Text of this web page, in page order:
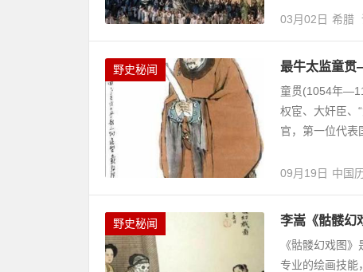
03月02日 希腊
野史秘闻 最牛太监童
童贯(1054年
权宦、大奸臣、
官，第一位代表
09月19日 中国
野史秘闻 李嵩《骷髅幻
《骷髅幻戏图
专业的绘画技能